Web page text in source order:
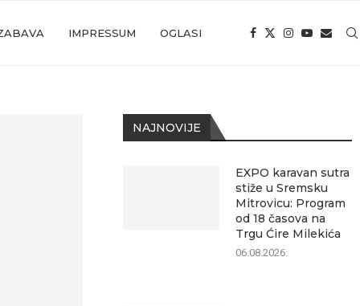
IMPRESSUM OGLASI
NAJNOVIJE
EXPO karavan sutra
stiže u Sremsku
Mitrovicu: Program
od 18 časova na
Trgu Ćire Milekića
06.08.2026.